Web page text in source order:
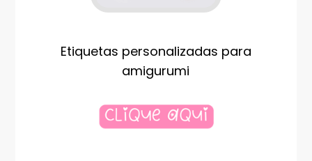
Etiquetas personalizadas para
amigurumi